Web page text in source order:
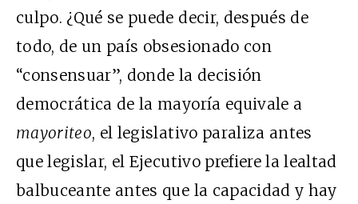
culpo. ¿Qué se puede decir, después de
todo, de un país obsesionado con
“consensuar”, donde la decisión
democrática de la mayoría equivale a
mayoriteo, el legislativo paraliza antes
que legislar, el Ejecutivo prefiere la lealtad
balbuceante antes que la capacidad y hay